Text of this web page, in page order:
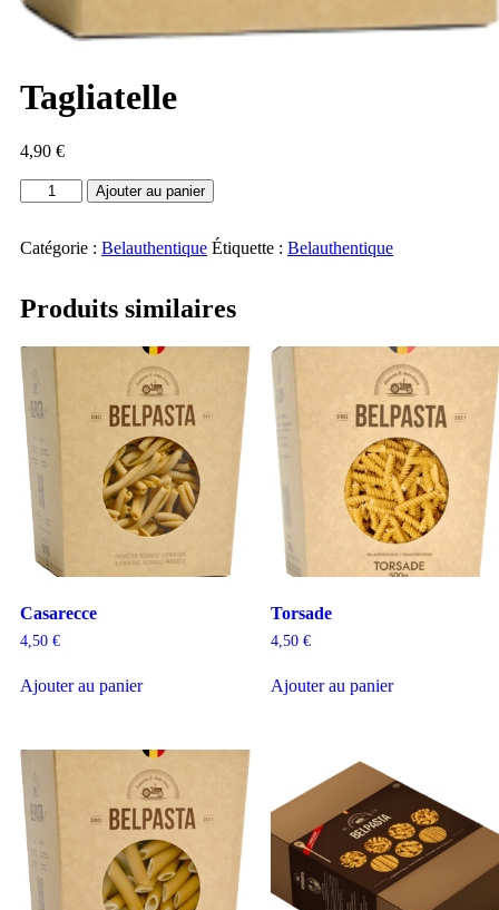
Tagliatelle
4,90 €
Ajouter au panier
Catégorie : Belauthentique Étiquette : Belauthentique
Produits similaires
Casarecce
4,50 €
Ajouter au panier
Torsade
4,50 €
Ajouter au panier